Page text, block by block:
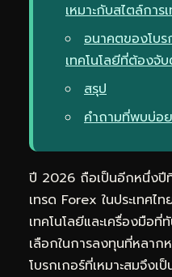
เหมาะกับสไตล์กา
อนาคตของโบร
เทคโนโลยีที่ต้องจั
สรุป
คำถามที่พบบ่อ
ปี 2026 ถือเป็นอีกหนึ่งปี
เทรด Forex ในประเทศ
เทคโนโลยีและเครื่องมือ
เลือกในการลงทุนที่หลาก
โบรกเกอร์ที่เหมาะสมจึง